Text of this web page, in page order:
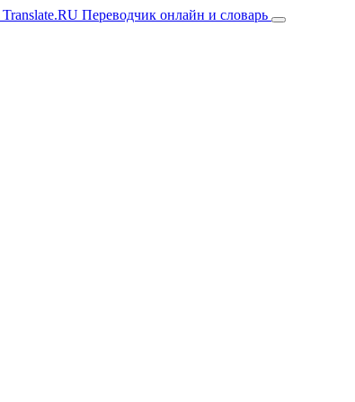
Translate.RU Переводчик онлайн и словарь